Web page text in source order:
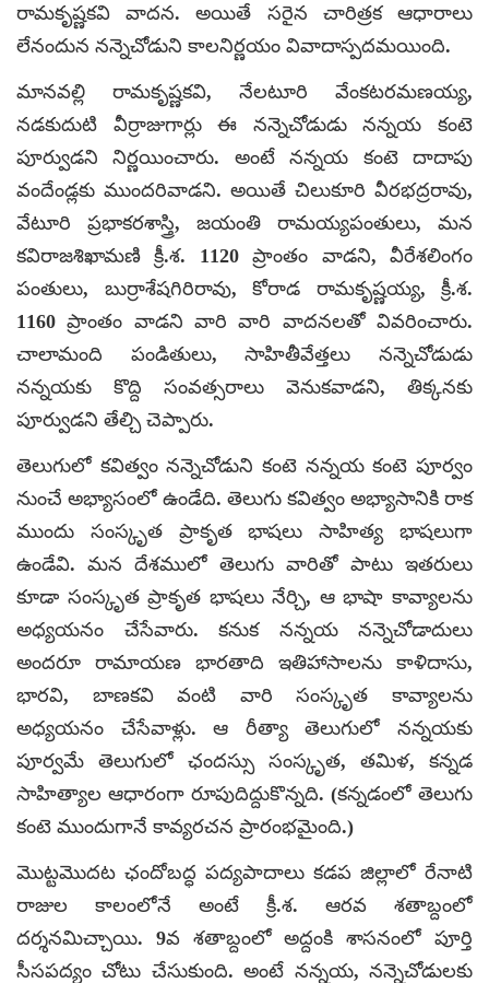
రామకృష్ణకవి వాదన. అయితే సరైన చారిత్రక ఆధారాలు
లేనందున నన్నెచోడుని కాలనిర్ణయం వివాదాస్పదమయింది.
మానవల్లి రామకృష్ణకవి, నేలటూరి వేంకటరమణయ్య,
నడకుదుటి వీర్రాజుగార్లు ఈ నన్నెచోడుడు నన్నయ కంటె
పూర్వుడని నిర్ణయించారు. అంటే నన్నయ కంటె దాదాపు
వందేండ్లకు ముందరివాడని. అయితే చిలుకూరి వీరభద్రరావు,
వేటూరి ప్రభాకరశాస్త్రి, జయంతి రామయ్యపంతులు, మన
కవిరాజశిఖామణి క్రీ.శ. 1120 ప్రాంతం వాడని, వీరేశలింగం
పంతులు, బుర్రాశేషగిరిరావు, కోరాడ రామకృష్ణయ్య, క్రీ.శ.
1160 ప్రాంతం వాడని వారి వారి వాదనలతో వివరించారు.
చాలామంది పండితులు, సాహితీవేత్తలు నన్నెచోడుడు
నన్నయకు కొద్ది సంవత్సరాలు వెనుకవాడని, తిక్కనకు
పూర్వుడని తేల్చి చెప్పారు.
తెలుగులో కవిత్వం నన్నెచోడుని కంటె నన్నయ కంటె పూర్వం
నుంచే అభ్యాసంలో ఉండేది. తెలుగు కవిత్వం అభ్యాసానికి రాక
ముందు సంస్కృత ప్రాకృత భాషలు సాహిత్య భాషలుగా
ఉండేవి. మన దేశములో తెలుగు వారితో పాటు ఇతరులు
కూడా సంస్కృత ప్రాకృత భాషలు నేర్చి, ఆ భాషా కావ్యాలను
అధ్యయనం చేసేవారు. కనుక నన్నయ నన్నెచోడాదులు
అందరూ రామాయణ భారతాది ఇతిహాసాలను కాళిదాసు,
భారవి, బాణకవి వంటి వారి సంస్కృత కావ్యాలను
అధ్యయనం చేసేవాళ్లు. ఆ రీత్యా తెలుగులో నన్నయకు
పూర్వమే తెలుగులో ఛందస్సు సంస్కృత, తమిళ, కన్నడ
సాహిత్యాల ఆధారంగా రూపుదిద్దుకొన్నది. (కన్నడంలో తెలుగు
కంటె ముందుగానే కావ్యరచన ప్రారంభమైంది.)
మొట్టమొదట ఛందోబద్ధ పద్యపాదాలు కడప జిల్లాలో రేనాటి
రాజుల కాలంలోనే అంటే క్రీ.శ. ఆరవ శతాబ్దంలో
దర్శనమిచ్చాయి. 9వ శతాబ్దంలో అద్దంకి శాసనంలో పూర్తి
సీసపద్యం చోటు చేసుకుంది. అంటే నన్నయ, నన్నెచోడులకు